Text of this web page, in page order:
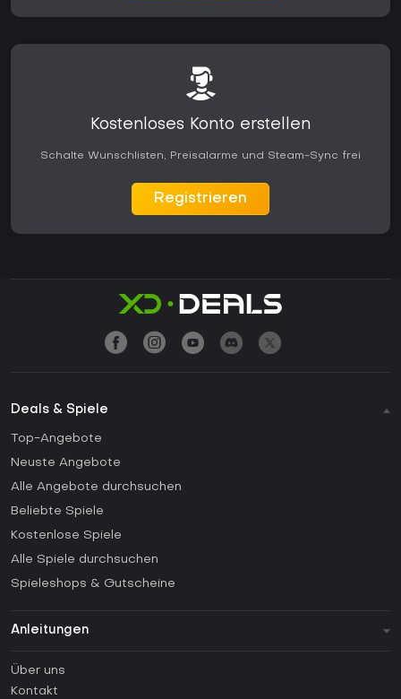
Kostenloses Konto erstellen
Schalte Wunschlisten, Preisalarme und Steam-Sync frei
Registrieren
Deals & Spiele
Top-Angebote
Neuste Angebote
Alle Angebote durchsuchen
Beliebte Spiele
Kostenlose Spiele
Alle Spiele durchsuchen
Spieleshops & Gutscheine
Anleitungen
Anleitungen
Über uns
Kontakt